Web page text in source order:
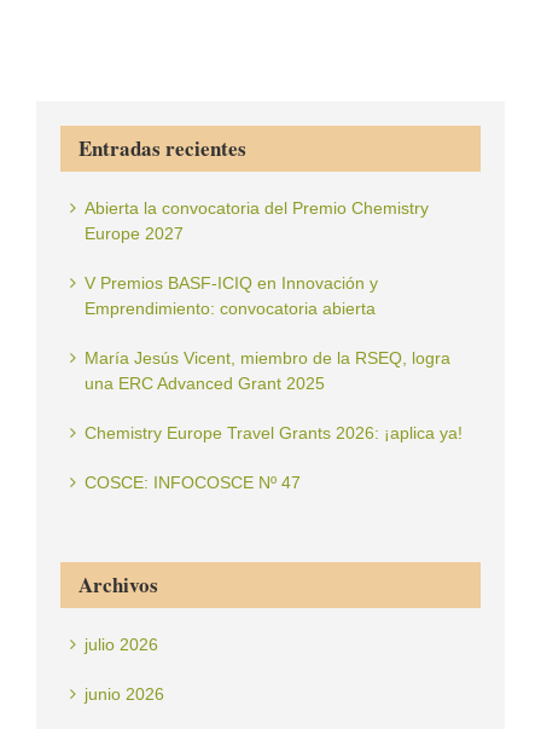
Entradas recientes
Abierta la convocatoria del Premio Chemistry
Europe 2027
V Premios BASF-ICIQ en Innovación y
Emprendimiento: convocatoria abierta
María Jesús Vicent, miembro de la RSEQ, logra
una ERC Advanced Grant 2025
Chemistry Europe Travel Grants 2026: ¡aplica ya!
COSCE: INFOCOSCE Nº 47
Archivos
julio 2026
junio 2026